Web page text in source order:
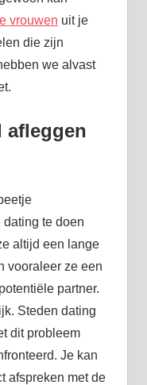
vrouwen uit je
die zijn
we alvast
afleggen
te doen
altijd een lange
vooraleer ze een
partner.
Steden dating
dit probleem
Je kan
afspreken met de